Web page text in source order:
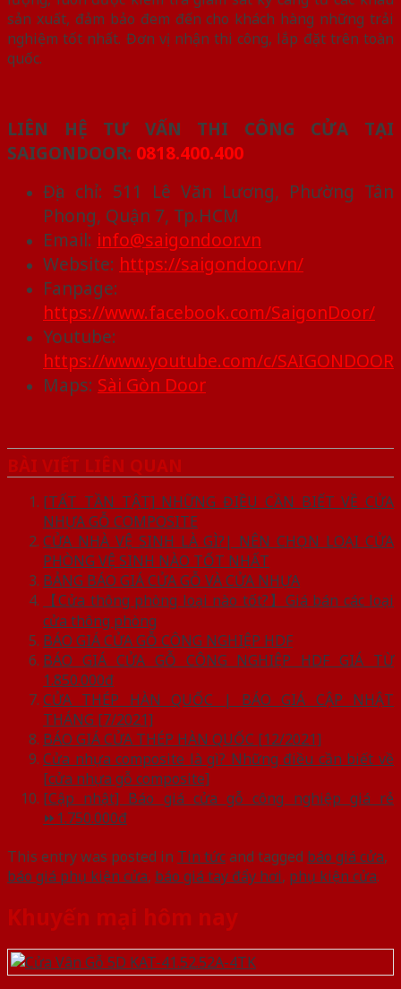
sản xuất, đảm bảo đem đến cho khách hàng những trải
nghiệm tốt nhất. Đơn vị nhận thi công, lắp đặt trên toàn
quốc.
LIÊN HỆ TƯ VẤN THI CÔNG CỬA TẠI
SAIGONDOOR: 0818.400.400
Địa chỉ: 511 Lê Văn Lương, Phường Tân
Phong, Quận 7, Tp.HCM
Email: info@saigondoor.vn
Website: https://saigondoor.vn/
Fanpage:
https://www.facebook.com/SaigonDoor/
Youtube:
https://www.youtube.com/c/SAIGONDOOR
Maps: Sài Gòn Door
BÀI VIẾT LIÊN QUAN
[TẤT TẦN TẬT] NHỮNG ĐIỀU CẦN BIẾT VỀ CỬA
NHỰA GỖ COMPOSITE
CỬA NHÀ VỆ SINH LÀ GÌ?| NÊN CHỌN LOẠI CỬA
PHÒNG VỆ SINH NÀO TỐT NHẤT
BẢNG BÁO GIÁ CỬA GỖ VÀ CỬA NHỰA
【Cửa thông phòng loại nào tốt?】Giá bán các loại
cửa thông phòng
BÁO GIÁ CỬA GỖ CÔNG NGHIỆP HDF
BÁO GIÁ CỬA GỖ CÔNG NGHIỆP HDF GIÁ TỪ
1.850.000đ
CỬA THÉP HÀN QUỐC | BÁO GIÁ CẬP NHẬT
THÁNG [7/2021]
BÁO GIÁ CỬA THÉP HÀN QUỐC [12/2021]
Cửa nhựa composite là gì? Những điều cần biết về
[cửa nhựa gỗ composite]
[Cập nhật] Báo giá cửa gỗ công nghiệp giá rẻ
⏩1.750.000đ
This entry was posted in Tin tứcand tagged báo giá cửa,
báo giá phụ kiện cửa, báo giá tay đẩy hơi, phụ kiện cửa.
Khuyến mại hôm nay